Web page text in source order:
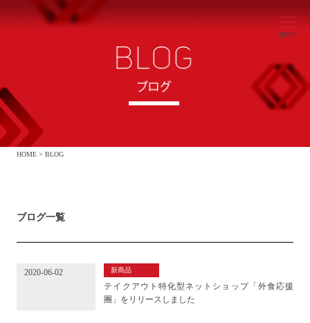
MENU
HOME > BLOG
ブログ一覧
2020-06-02 新商品
テイクアウト特化型ネットショップ「外食応援
團」をリリースしました